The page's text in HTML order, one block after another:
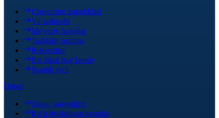
Universitet ustunliklari
Yil sarhisobi
Me'yoriy hujjatlar
Tashkiliy tuzilma
Rekvizitlar
Biz bilan bog’lanish
Nordik yo'li
Qabul
Qabul jarayonlari
Ko’p beriladigan savollar